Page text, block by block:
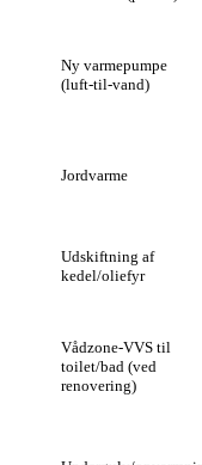
Ny varmepumpe
(luft‑til‑vand)
Jordvarme
Udskiftning af
kedel/oliefyr
Vådzone‑VVS til
toilet/bad (ved
renovering)